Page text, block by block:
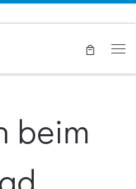
beim